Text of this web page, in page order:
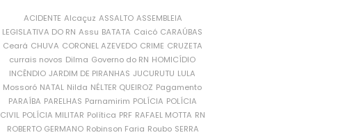
ACIDENTE Alcaçuz ASSALTO ASSEMBLEIA
LEGISLATIVA DO RN Assu BATATA Caicó CARAÚBAS
Ceará CHUVA CORONEL AZEVEDO CRIME CRUZETA
currais novos Dilma Governo do RN HOMICÍDIO
INCÊNDIO JARDIM DE PIRANHAS JUCURUTU LULA
Mossoró NATAL Nilda NÉLTER QUEIROZ Pagamento
PARAÍBA PARELHAS Parnamirim POLÍCIA POLÍCIA
CIVIL POLÍCIA MILITAR Política PRF RAFAEL MOTTA RN
ROBERTO GERMANO Robinson Faria Roubo SERRA